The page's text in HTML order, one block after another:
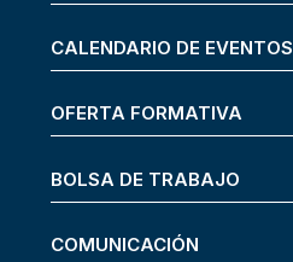
CALENDARIO DE EVENTOS
OFERTA FORMATIVA
BOLSA DE TRABAJO
COMUNICACIÓN